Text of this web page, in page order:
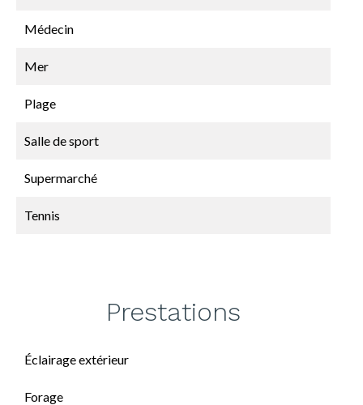
Médecin
Mer
Plage
Salle de sport
Supermarché
Tennis
Prestations
Éclairage extérieur
Forage